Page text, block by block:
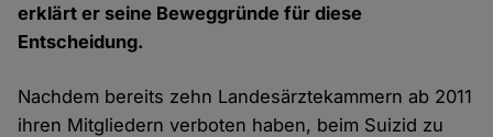
erklärt er seine Beweggründe für diese
Entscheidung.
Nachdem bereits zehn Landesärztekammern ab 2011
ihren Mitgliedern verboten haben, beim Suizid zu